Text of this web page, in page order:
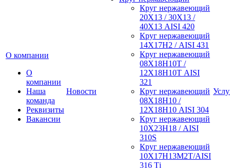
О компании
О
компании
Наша
команда
Реквизиты
Вакансии
Новости
Круг нержавеющий
20Х13 / 30Х13 /
40Х13 AISI 420
Круг нержавеющий
14Х17Н2 / AISI 431
Круг нержавеющий
08Х18Н10Т /
12Х18Н10Т AISI
321
Круг нержавеющий
08Х18Н10 /
12Х18Н10 AISI 304
Круг нержавеющий
10Х23Н18 / AISI
310S
Круг нержавеющий
10Х17Н13М2Т/AISI
316 Тi